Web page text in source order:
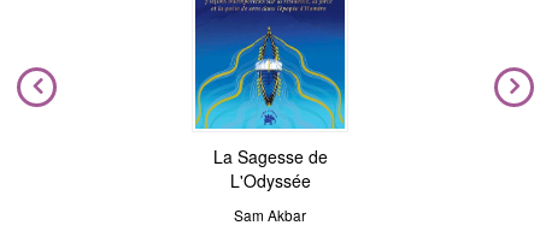
La Sagesse de
L'Odyssée
Sam Akbar